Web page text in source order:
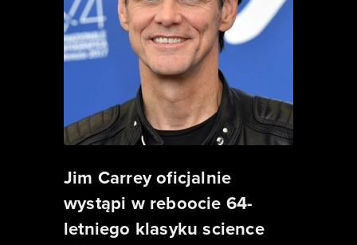
Jim Carrey oficjalnie
wystąpi w reboocie 64-
letniego klasyku science